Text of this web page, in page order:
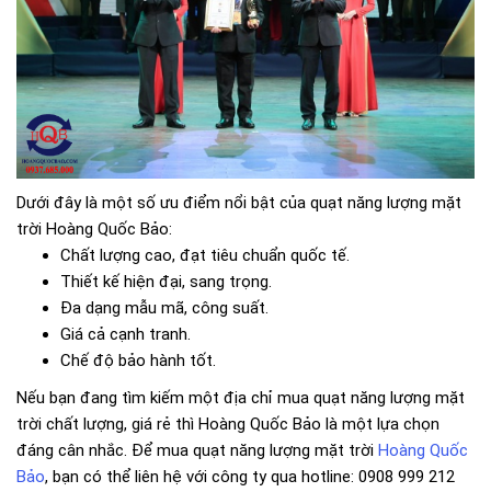
Dưới đây là một số ưu điểm nổi bật của quạt năng lượng mặt
trời Hoàng Quốc Bảo:
Chất lượng cao, đạt tiêu chuẩn quốc tế.
Thiết kế hiện đại, sang trọng.
Đa dạng mẫu mã, công suất.
Giá cả cạnh tranh.
Chế độ bảo hành tốt.
Nếu bạn đang tìm kiếm một địa chỉ mua quạt năng lượng mặt
trời chất lượng, giá rẻ thì Hoàng Quốc Bảo là một lựa chọn
đáng cân nhắc. Để mua quạt năng lượng mặt trời Hoàng Quốc
Bảo, bạn có thể liên hệ với công ty qua hotline: 0908 999 212